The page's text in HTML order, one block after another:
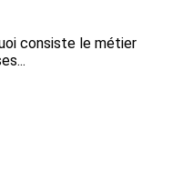
consiste le métier